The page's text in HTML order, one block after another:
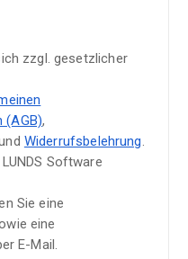
zzgl. gesetzlicher
(AGB),
Widerrufsbelehrung.
Software
Sie eine
eine
E-Mail.